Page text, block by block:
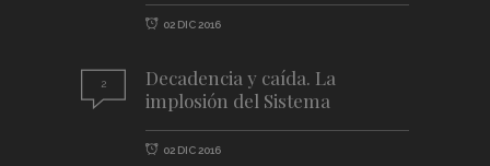
02 DIC 2016
2
Decadencia y caída. La
implosión del Sistema
02 DIC 2016